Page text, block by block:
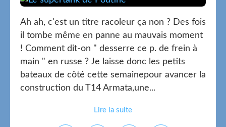
Ah ah, c'est un titre racoleur ça non ? Des fois
il tombe même en panne au mauvais moment
! Comment dit-on " desserre ce p. de frein à
main " en russe ? Je laisse donc les petits
bateaux de côté cette semainepour avancer la
construction du T14 Armata,une...
Lire la suite